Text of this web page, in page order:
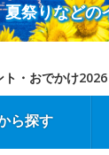
夏祭りなどの
ト・おでかけ2026
ら探す